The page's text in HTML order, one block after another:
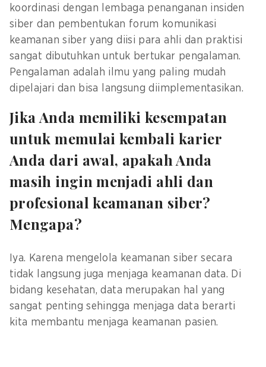
koordinasi dengan lembaga penanganan insiden
siber dan pembentukan forum komunikasi
keamanan siber yang diisi para ahli dan praktisi
sangat dibutuhkan untuk bertukar pengalaman.
Pengalaman adalah ilmu yang paling mudah
dipelajari dan bisa langsung diimplementasikan.
Jika Anda memiliki kesempatan
untuk memulai kembali karier
Anda dari awal, apakah Anda
masih ingin menjadi ahli dan
profesional keamanan siber?
Mengapa?
Iya. Karena mengelola keamanan siber secara
tidak langsung juga menjaga keamanan data. Di
bidang kesehatan, data merupakan hal yang
sangat penting sehingga menjaga data berarti
kita membantu menjaga keamanan pasien.